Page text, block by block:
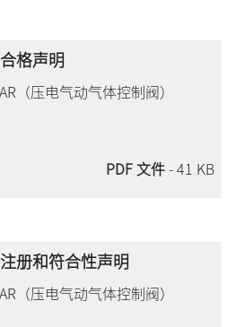
格声明
（压电气动气体控制阀）
PDF 文件- 41 KB
册和符合性声明
（压电气动气体控制阀）